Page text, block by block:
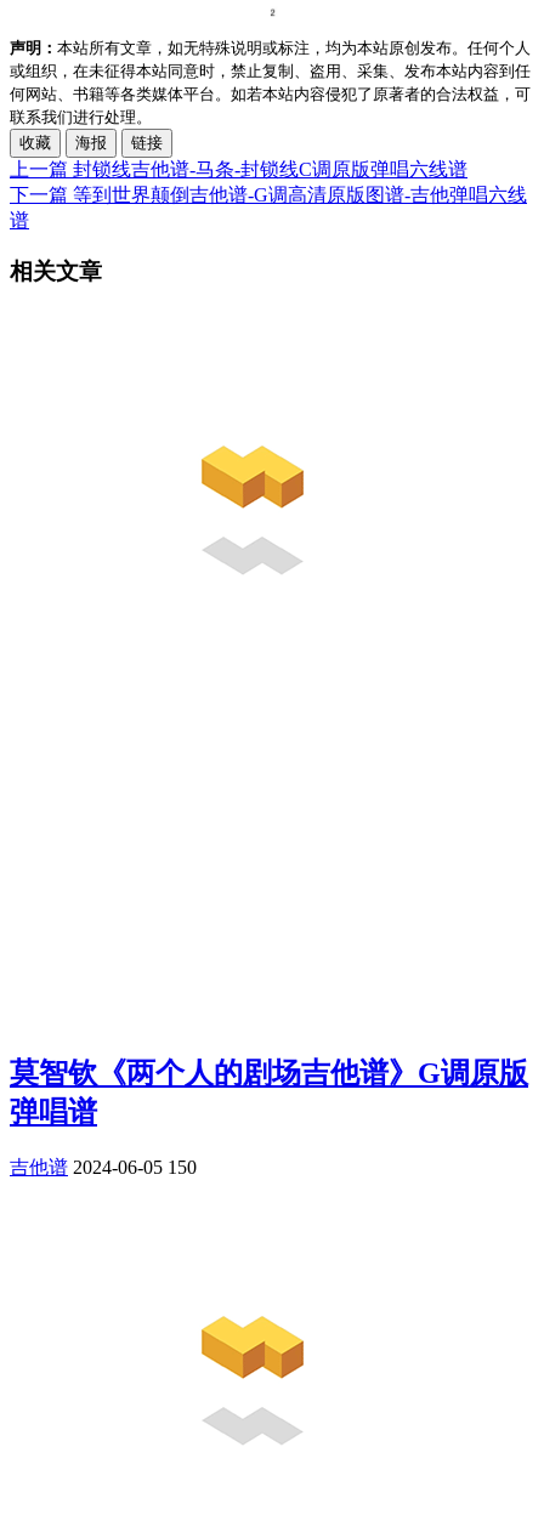
声明： 本站所有文章，如无特殊说明或标注，均为本站原创发布。任何个人
或组织，在未征得本站同意时，禁止复制、盗用、采集、发布本站内容到任
何网站、书籍等各类媒体平台。如若本站内容侵犯了原著者的合法权益，可
联系我们进行处理。
收藏
海报 链接
上一篇 封锁线吉他谱-马条-封锁线C调原版弹唱六线谱
下一篇 等到世界颠倒吉他谱-G调高清原版图谱-吉他弹唱六线
谱
相关文章
莫智钦《两个人的剧场吉他谱》G调原版
弹唱谱
吉他谱 2024-06-05 150